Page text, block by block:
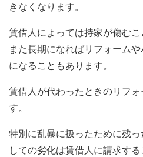
きなくなります。
賃借人によっては持家が傷むこ
また長期になればリフォーム
になることもあります。
賃借人が代わったときのリフ
す。
特別に乱暴に扱ったために残
しての劣化は賃借人に請求する